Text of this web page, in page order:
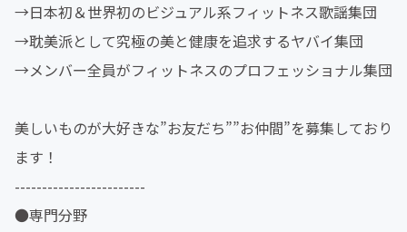
→日本初＆世界初のビジュアル系フィットネス歌謡集団
→耽美派として究極の美と健康を追求するヤバイ集団
→メンバー全員がフィットネスのプロフェッショナル集団
美しいものが大好きな”お友だち””お仲間”を募集しており
ます！
------------------------
●専門分野